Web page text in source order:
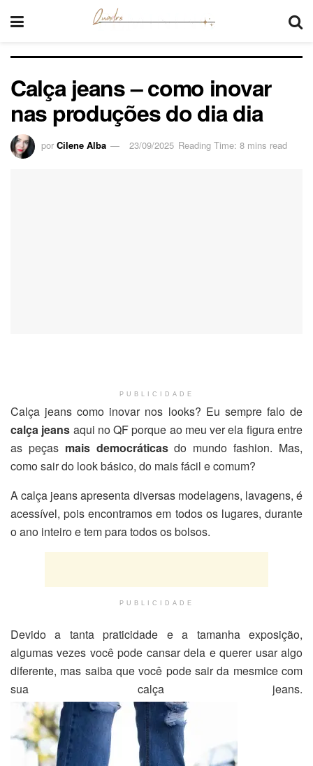
Calça jeans – como inovar
nas produções do dia dia
por Cilene Alba 23/09/2025 Reading Time: 8 mins read
PUBLICIDADE
Calça jeans como inovar nos looks? Eu sempre falo de
calça jeans aqui no QF porque ao meu ver ela figura entre
as peças mais democráticasdo mundo fashion. Mas,
como sair do look básico, do mais fácil e comum?
A calça jeans apresenta diversas modelagens, lavagens, é
acessível, pois encontramos em todos os lugares, durante
o ano inteiro e tem para todos os bolsos.
PUBLICIDADE
Devido a tanta praticidade e a tamanha exposição,
algumas vezes você pode cansar dela e querer usar algo
diferente, mas saiba que você pode sair da mesmice com
sua calça jeans.